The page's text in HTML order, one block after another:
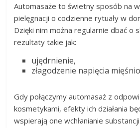
Automasaże to świetny sposób na
pielęgnacji o codzienne rytuały w
Dzięki nim można regularnie dbać o
rezultaty takie jak:
ujędrnienie,
złagodzenie napięcia
Gdy połączymy automasaż z
kosmetykami, efekty ich działania
wspierają one wchłanianie